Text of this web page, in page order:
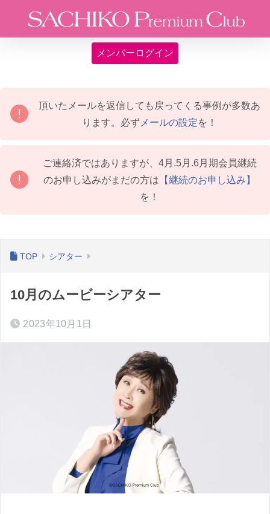
メンバーログイン
頂いたメールを返信しても戻ってくる事例が多数あ
ります。必ず メールの設定を！
ご連絡済ではありますが、4月.5月.6月期会員継続
のお申し込みがまだの方は 【継続のお申し込み】
を！
シアター
10月のムービーシアター
2023年10月1日